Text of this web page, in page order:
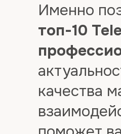
Именно
топ-10
качества